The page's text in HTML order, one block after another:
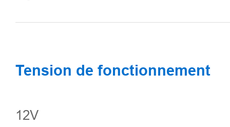
Tension de fonctionnement
12V